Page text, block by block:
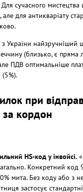
Для сучасного
але для антикваріату
України найзручніший
(близько, є пряма
ПДВ оптимальніше
(5%).
при
за кордон
HS‑код у інвойсі.
Конкретний
мита. Без коду або з
застосує